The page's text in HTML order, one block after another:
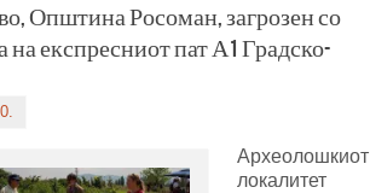
Општина Росоман, загрозен со
на експресниот пат А1 Градско-
Археолошкиот
локалитет